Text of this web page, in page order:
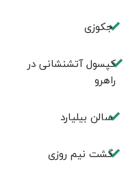
جكوزی
کپسول آتشنشانی در
راهرو
سالن بيليارد
گشت نیم روزی